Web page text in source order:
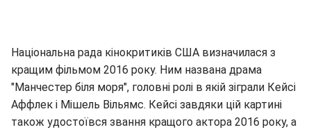
Національна рада кінокритиків США визначилася з
кращим фільмом 2016 року. Ним названа драма
"Манчестер біля моря", головні ролі в якій зіграли Кейсі
Аффлек і Мішель Вільямс. Кейсі завдяки цій картині
також удостоївся звання кращого актора 2016 року, а